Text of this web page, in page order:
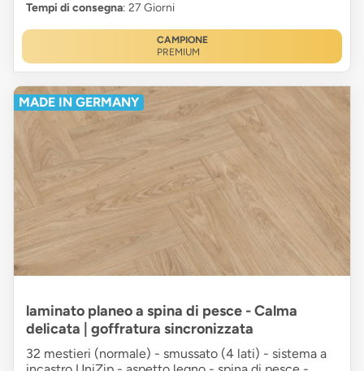
Tempi di consegna: 27 Giorni
CAMPIONE
PREMIUM
MADE IN GERMANY
laminato planeo a spina di pesce - Calma
delicata | goffratura sincronizzata
32 mestieri (normale) - smussato (4 lati) - sistema a